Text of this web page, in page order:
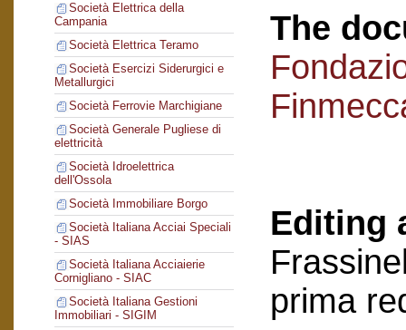
Società Elettrica della
Campania
Società Elettrica Teramo
Società Esercizi Siderurgici e
Metallurgici
Società Ferrovie Marchigiane
Società Generale Pugliese di
elettricità
Società Idroelettrica
dell'Ossola
Società Immobiliare Borgo
Società Italiana Acciai Speciali
- SIAS
Società Italiana Acciaierie
Cornigliano - SIAC
Società Italiana Gestioni
Immobiliari - SIGIM
The
Editing
prima